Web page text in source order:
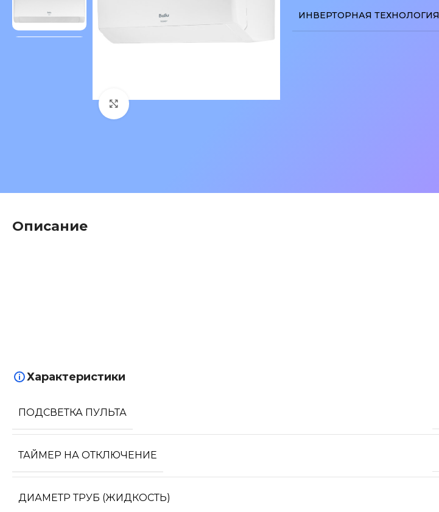
Нажмите, чтобы увеличить изображение
ИНВЕРТОРНАЯ ТЕХНОЛОГИЯ
Описание
Характеристики
ПОДСВЕТКА ПУЛЬТА
ТАЙМЕР НА ОТКЛЮЧЕНИЕ
ДИАМЕТР ТРУБ (ЖИДКОСТЬ)